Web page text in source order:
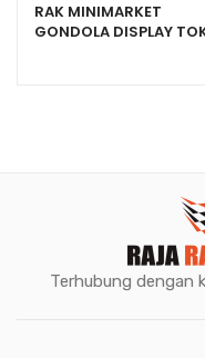
RAK MINIMARKET
GONDOLA DISPLAY
Terhubung dengan